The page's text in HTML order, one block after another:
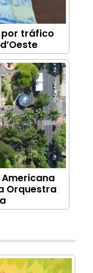
por tráfico
Orquestra